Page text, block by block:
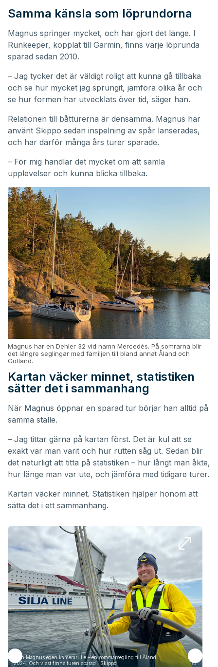
Samma känsla som löprundorna
Magnus springer mycket, och har gjort det länge. I
Runkeeper, kopplat till Garmin, finns varje löprunda
sparad sedan 2010.
– Jag tycker det är väldigt roligt att kunna gå tillbaka
och se hur mycket jag sprungit, jämföra olika år och
se hur formen har utvecklats över tid, säger han.
Relationen till båtturerna är densamma. Magnus har
använt Skippo sedan inspelning av spår lanserades,
och har därför många års turer sparade.
– För mig handlar det mycket om att samla
upplevelser och kunna blicka tillbaka.
Magnus har en Dehler 32 vid namn Mercedés. På somrarna blir
det längre seglingar med familjen till bland annat Åland och
Gotland.
Kartan väcker minnet, statistiken
sätter det i sammanhang
När Magnus öppnar en sparad tur börjar han alltid på
samma ställe.
– Jag tittar gärna på kartan först. Det är kul att se
exakt var man varit och hur rutten såg ut. Sedan blir
det naturligt att titta på statistiken – hur långt man åkte,
hur länge man var ute, och jämföra med tidigare turer.
Kartan väcker minnet. Statistiken hjälper honom att
sätta det i ett sammanhang.
Från Magnus egen kamerarulle – en sommarsegling till Åland
2024. Och visst finns turen sparad i Skippo.
1/5